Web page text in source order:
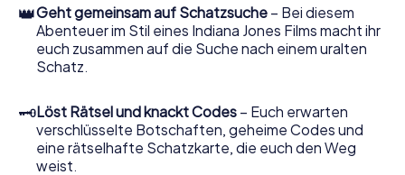
und Ihr Team immer tiefer in die spannende Geschichte
ein, und schon bald werden Sie feststellen, dass der
kostbare Schatz nur noch wenige Schritte entfernt ist.
👑Geht gemeinsam auf Schatzsuche – Bei diesem
Abenteuer im Stil eines Indiana Jones Films macht ihr
euch zusammen auf die Suche nach einem uralten
Schatz.
🗝Löst Rätsel und knackt Codes – Euch erwarten
verschlüsselte Botschaften, geheime Codes und
eine rätselhafte Schatzkarte, die euch den Weg
weist.